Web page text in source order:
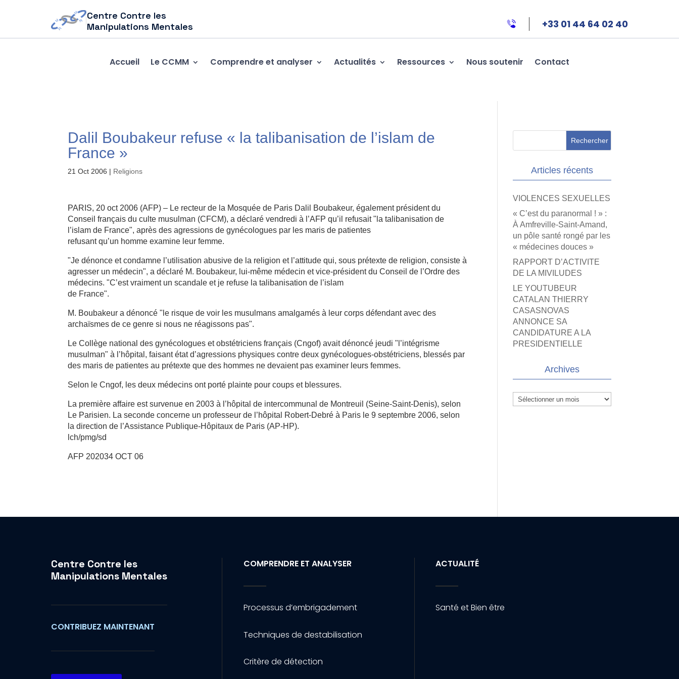
Centre Contre les
Manipulations Mentales
+33 01 44 64 02 40
Accueil Le CCMM Comprendre et analyser Actualités Ressources Nous soutenir Contact
Dalil Boubakeur refuse « la talibanisation de l’islam de
France »
21 Oct 2006 | Religions
PARIS, 20 oct 2006 (AFP) – Le recteur de la Mosquée de Paris Dalil Boubakeur, également président du
Conseil français du culte musulman (CFCM), a déclaré vendredi à l’AFP qu’il refusait "la talibanisation de
l’islam de France", après des agressions de gynécologues par les maris de patientes
refusant qu’un homme examine leur femme.
"Je dénonce et condamne l’utilisation abusive de la religion et l’attitude qui, sous prétexte de religion, consiste à
agresser un médecin", a déclaré M. Boubakeur, lui-même médecin et vice-président du Conseil de l’Ordre des
médecins. "C’est vraiment un scandale et je refuse la talibanisation de l’islam
de France".
M. Boubakeur a dénoncé "le risque de voir les musulmans amalgamés à leur corps défendant avec des
archaïsmes de ce genre si nous ne réagissons pas".
Le Collège national des gynécologues et obstétriciens français (Cngof) avait dénoncé jeudi "l’intégrisme
musulman" à l’hôpital, faisant état d’agressions physiques contre deux gynécologues-obstétriciens, blessés par
des maris de patientes au prétexte que des hommes ne devaient pas examiner leurs femmes.
Selon le Cngof, les deux médecins ont porté plainte pour coups et blessures.
La première affaire est survenue en 2003 à l’hôpital de intercommunal de Montreuil (Seine-Saint-Denis), selon
Le Parisien. La seconde concerne un professeur de l’hôpital Robert-Debré à Paris le 9 septembre 2006, selon
la direction de l’Assistance Publique-Hôpitaux de Paris (AP-HP).
lch/pmg/sd
AFP 202034 OCT 06
Articles récents
VIOLENCES SEXUELLES
« C’est du paranormal ! » :
À Amfreville-Saint-Amand,
un pôle santé rongé par les
« médecines douces »
RAPPORT D’ACTIVITE
DE LA MIVILUDES
LE YOUTUBEUR
CATALAN THIERRY
CASASNOVAS
ANNONCE SA
CANDIDATURE A LA
PRESIDENTIELLE
Archives
Archives
Centre Contre les
Manipulations Mentales
CONTRIBUEZ MAINTENANT
COMPRENDRE ET ANALYSER
Processus d’embrigadement
Techniques de destabilisation
Critère de détection
ACTUALITÉ
Santé et Bien être